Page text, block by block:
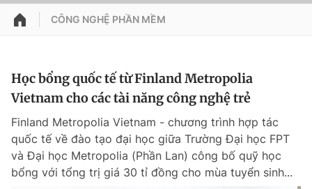
QUẢNG CÁO
Chuyên mục khác
Chào ngày mới Tin 24h
Thông tin tài khoản
Đổi mật khẩu
Tin đã lưu
Tin đã xem
CÔNG NGHỆ PHẦN MỀM
Học bổng quốc tế từ Finland Metropolia
Vietnam cho các tài năng công nghệ trẻ
Finland Metropolia Vietnam - chương trình hợp tác
quốc tế về đào tạo đại học giữa Trường Đại học FPT
và Đại học Metropolia (Phần Lan) công bố quỹ học
bổng với tổng trị giá 30 tỉ đồng cho mùa tuyển sinh...